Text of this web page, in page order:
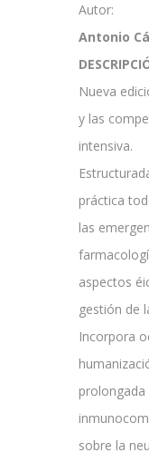
Autor:
Antonio
Nueva
y las
intensiva.
práctica
las
aspectos
gestión de
Incorpora
sobre la